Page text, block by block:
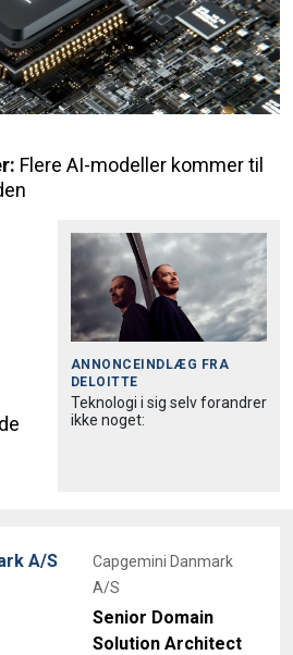
Flere AI-modeller kommer til
ANNONCEINDLÆG FRA
DELOITTE
Teknologi i sig selv forandrer
ikke noget:
Capgemini Danmark
A/S
Senior Domain
Solution Architect